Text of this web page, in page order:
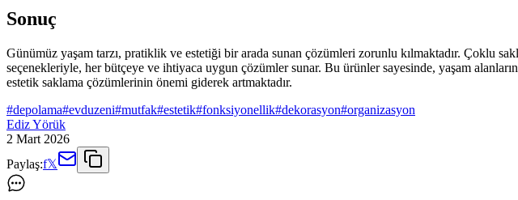
Sonuç
Günümüz yaşam tarzı, pratiklik ve estetiği bir arada sunan çözümleri zorunlu kılmaktadır. Çoklu
seçenekleriyle, her bütçeye ve ihtiyaca uygun çözümler sunar. Bu ürünler sayesinde, yaşam
estetik saklama çözümlerinin önemi giderek artmaktadır.
#depolama#evduzeni#mutfak#estetik#fonksiyonellik#dekorasyon#organizasyon
Ediz Yörük
2 Mart 2026
Paylaş:f𝕏